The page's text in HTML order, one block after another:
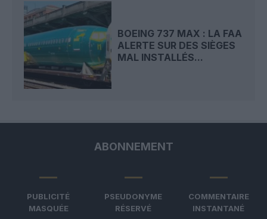
BOEING 737 MAX : LA FAA
ALERTE SUR DES SIÈGES
MAL INSTALLÉS...
ABONNEMENT
PUBLICITÉ
MASQUÉE
PSEUDONYME
RÉSERVÉ
COMMENTAIRE
INSTANTANÉ